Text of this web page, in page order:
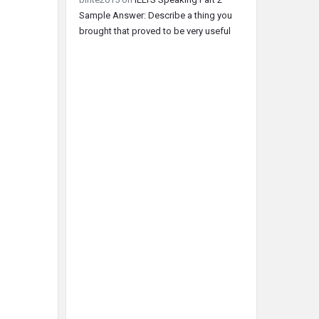
Sample Answer: Describe a thing you
brought that proved to be very useful